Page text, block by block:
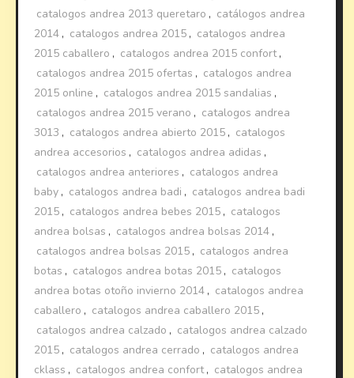
catalogos andrea 2013 queretaro , catálogos andrea
2014 , catalogos andrea 2015 , catalogos andrea
2015 caballero , catalogos andrea 2015 confort,
catalogos andrea 2015 ofertas , catalogos andrea
2015 online , catalogos andrea 2015 sandalias ,
catalogos andrea 2015 verano , catalogos andrea
3013 , catalogos andrea abierto 2015 , catalogos
andrea accesorios , catalogos andrea adidas ,
catalogos andrea anteriores , catalogos andrea
baby , catalogos andrea badi , catalogos andrea badi
2015 , catalogos andrea bebes 2015 , catalogos
andrea bolsas , catalogos andrea bolsas 2014 ,
catalogos andrea bolsas 2015 , catalogos andrea
botas , catalogos andrea botas 2015 , catalogos
andrea botas otoño invierno 2014 , catalogos andrea
caballero , catalogos andrea caballero 2015 ,
catalogos andrea calzado , catalogos andrea calzado
2015 , catalogos andrea cerrado , catalogos andrea
cklass , catalogos andrea confort, catalogos andrea